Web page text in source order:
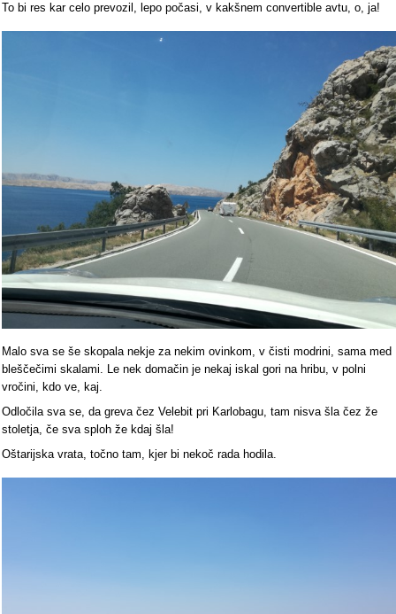
To bi res kar celo prevozil, lepo počasi, v kakšnem convertible avtu, o, ja!
Malo sva se še skopala nekje za nekim ovinkom, v čisti modrini, sama med
bleščečimi skalami. Le nek domačin je nekaj iskal gori na hribu, v polni
vročini, kdo ve, kaj.
Odločila sva se, da greva čez Velebit pri Karlobagu, tam nisva šla čez že
stoletja, če sva sploh že kdaj šla!
Oštarijska vrata, točno tam, kjer bi nekoč rada hodila.